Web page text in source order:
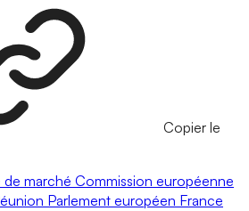
Copier le
marché Commission européenne
Parlement européen France